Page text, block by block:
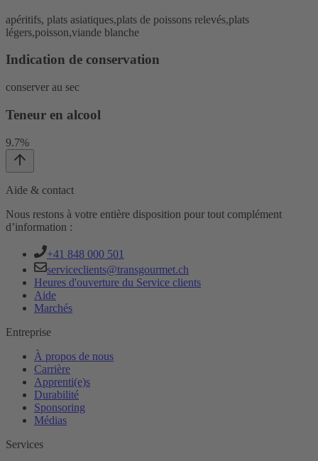
apéritifs, plats asiatiques,plats de poissons relevés,plats
légers,poisson,viande blanche
Indication de conservation
conserver au sec
Teneur en alcool
9.7%
Aide & contact
Nous restons à votre entière disposition pour tout complément
d’information :
+41 848 000 501
serviceclients@transgourmet.ch
Heures d'ouverture du Service clients
Aide
Marchés
Entreprise
À propos de nous
Carrière
Apprenti(e)s
Durabilité
Sponsoring
Médias
Services